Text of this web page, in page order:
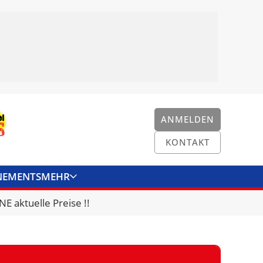
ANMELDEN
KONTAKT
MEHR
KONTAKT
aktuelle Preise !!